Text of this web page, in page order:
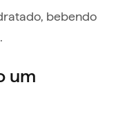
bebendo
um